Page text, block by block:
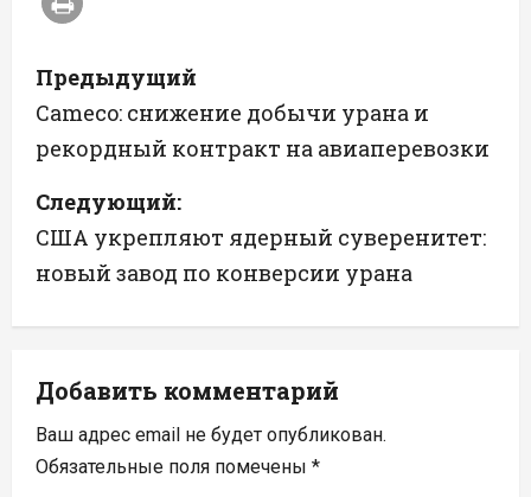
Н
а
в
и
г
а
и
я
Предыдущий
Cameco: снижение добычи урана и
рекордный контракт на авиаперевозки
Следующий:
США укрепляют ядерный суверенитет:
новый завод по конверсии урана
Добавить комментарий
Ваш адрес email не будет опубликован.
Обязательные поля помечены *